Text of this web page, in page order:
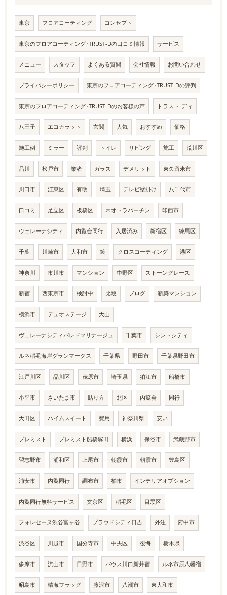
東京 フロアコーティング コンセプト
東京のフロアコーティング･TRUST-Dの口コミ情報 サービス
メニュー スタッフ よくある質問 会社情報 お問い合わせ
プライバシーポリシー 東京のフロアコーティング･TRUST-Dの評判
東京のフロアコーティング･TRUST-Dのお客様の声 トラスト-ディ
八王子 エコカラット 玄関 人気 おすすめ 価格
施工例 ミラー 評判 トイレ リビング 施工 荒川区
品川 松戸市 業者 ガラス デメリット 東久留米市
川口市 江東区 有明 埼玉 テレビ壁掛け 八千代市
口コミ 足立区 板橋区 ネオトラバーチン 印西市
ヴェレーナシティ 内覧会同行 入居済み 新宿区 練馬区
千葉 川崎市 大和市 鏡 クロスコーティング 港区
神奈川 市川市 マンション 中野区 ストーングレース
新宿 西東京市 検討中 比較 ブログ 新築マンション
横浜市 デュオステージ 大山
ヴェレーナシティパレドマリナージュ 千葉市 シントシティ
ルネ稲毛海岸グランマークス 千葉県 野田市 千葉県野田市
江戸川区 品川区 茂原市 埼玉県 狛江市 船橋市
小平市 さいたま市 貼り方 北区 内覧会 同行
大田区 ハイムスイート 費用 神奈川県 安い
プレミスト プレミスト船橋塚田 横浜 保谷市 武蔵野市
習志野市 浦和区 上尾市 朝霞市 朝霞市 豊島区
浦安市 内覧同行 調布市 柏市 インテリアオプション
内覧同行無料サービス 文京区 稲毛区 目黒区
フォレセーヌ渋谷富ヶ谷 プラウドシティ日吉 外注 府中市
渋谷区 川越市 国分寺市 中央区 後悔 栃木県
多摩市 流山市 日野市 バウス川口新井宿 ルネ市原八幡宿
昭島市 晴海フラッグ 藤沢市 八潮市 東大和市